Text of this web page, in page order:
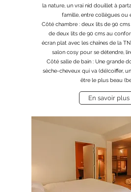
la nature, un vrai nid douillet à
famille, entre collègues ou
Côté chambre : deux lits de 90
de deux lits de 90 cms au
écran plat avec les chaînes de la
salon cosy pour se détendre,
Côté salle de bain : Une grande
sèche-cheveux qui va (dé)coiffer,
être le plus beau
En savoir plus